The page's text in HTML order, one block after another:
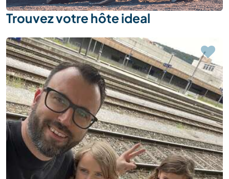
Trouvez votre hôte ideal